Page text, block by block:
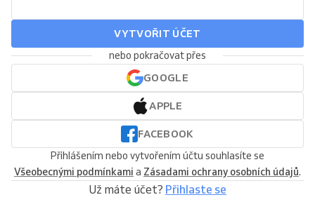
VYTVOŘIT ÚČET
nebo pokračovat přes
GOOGLE
APPLE
FACEBOOK
Přihlášením nebo vytvořením účtu souhlasíte se
Všeobecnými podmínkami a Zásadami ochrany osobních údajů.
Už máte účet? Přihlaste se